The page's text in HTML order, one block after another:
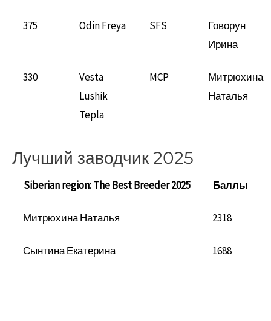
375 Odin Freya SFS
Говорун
Ирина
330
Vesta
Lushik
Tepla
MCP
Митрюхина
Наталья
Лучший заводчик 2025
Siberian region: The Best Breeder 2025 Баллы
Митрюхина Наталья 2318
Сынтина Екатерина 1688